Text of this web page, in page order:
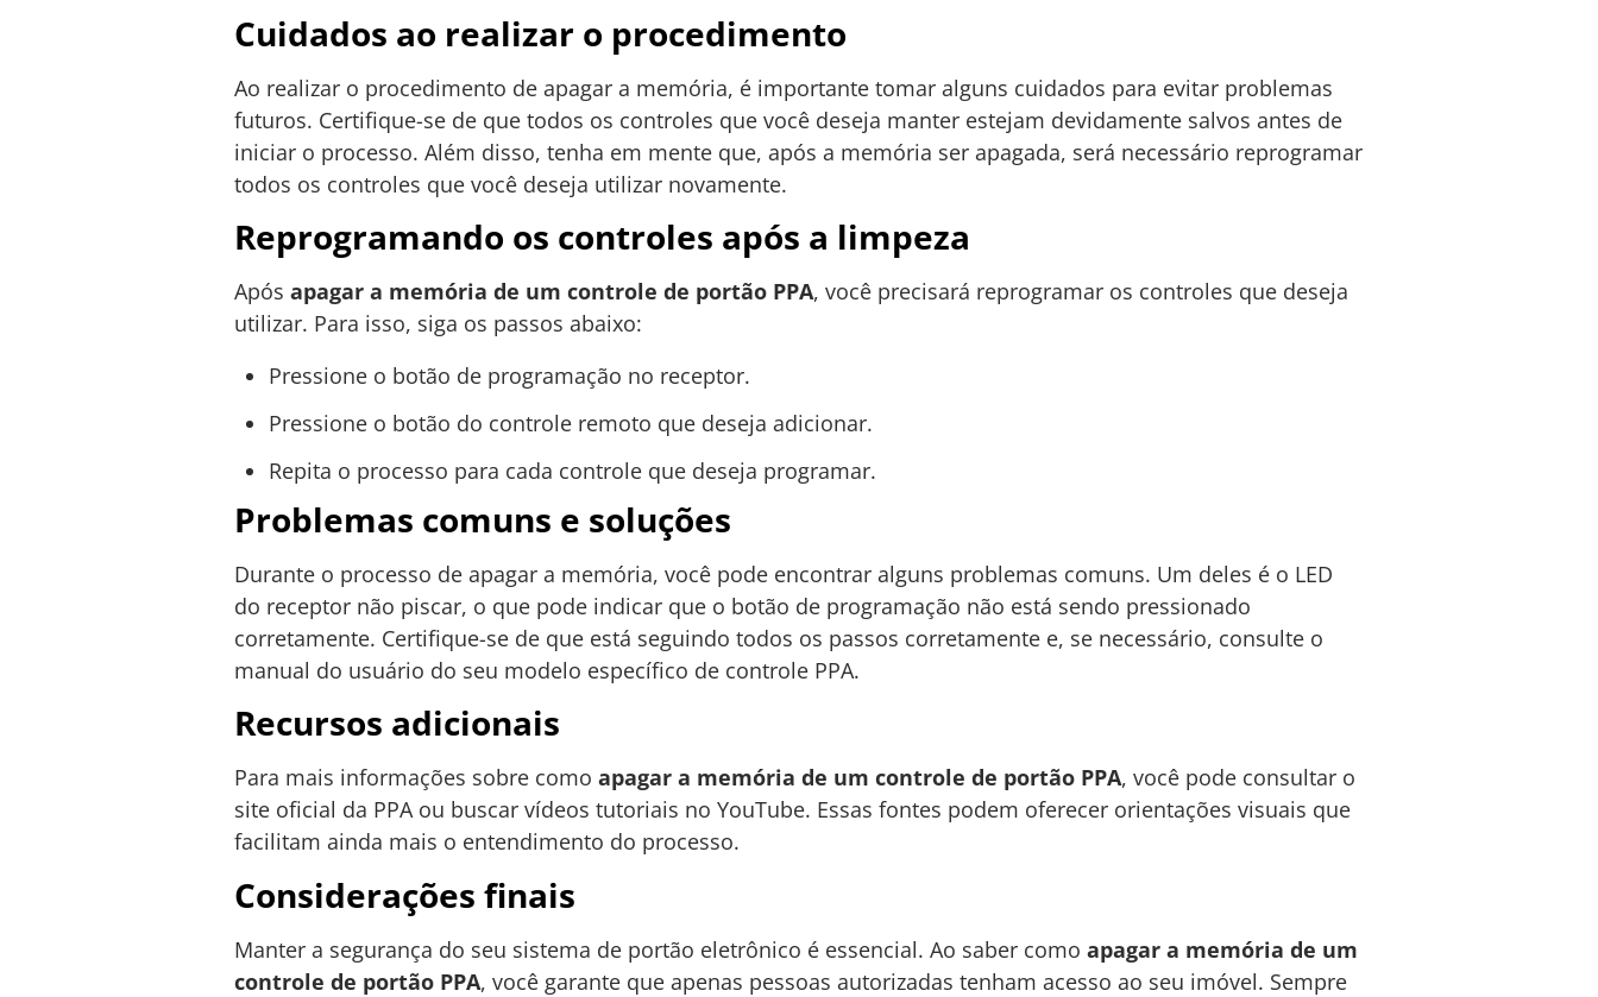
Cuidados ao realizar o procedimento
Ao realizar o procedimento de apagar a memória, é importante tomar alguns cuidados para evitar problemas
futuros. Certifique-se de que todos os controles que você deseja manter estejam devidamente salvos antes de
iniciar o processo. Além disso, tenha em mente que, após a memória ser apagada, será necessário reprogramar
todos os controles que você deseja utilizar novamente.
Reprogramando os controles após a limpeza
Após apagar a memória de um controle de portão PPA, você precisará reprogramar os controles que deseja
utilizar. Para isso, siga os passos abaixo:
Pressione o botão de programação no receptor.
Pressione o botão do controle remoto que deseja adicionar.
Repita o processo para cada controle que deseja programar.
Problemas comuns e soluções
Durante o processo de apagar a memória, você pode encontrar alguns problemas comuns. Um deles é o LED
do receptor não piscar, o que pode indicar que o botão de programação não está sendo pressionado
corretamente. Certifique-se de que está seguindo todos os passos corretamente e, se necessário, consulte o
manual do usuário do seu modelo específico de controle PPA.
Recursos adicionais
Para mais informações sobre como apagar a memória de um controle de portão PPA, você pode consultar o
site oficial da PPA ou buscar vídeos tutoriais no YouTube. Essas fontes podem oferecer orientações visuais que
facilitam ainda mais o entendimento do processo.
Considerações finais
Manter a segurança do seu sistema de portão eletrônico é essencial. Ao saber como apagar a memória de um
controle de portão PPA, você garante que apenas pessoas autorizadas tenham acesso ao seu imóvel. Sempre